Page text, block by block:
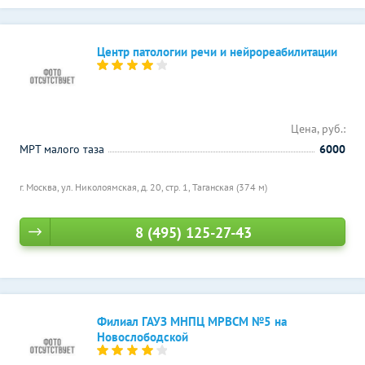
Центр патологии речи и нейрореабилитации
г. Москва, ул. Николоямская, д. 20, стр. 1, Таганская (374 м)
Цена, руб.:
МРТ малого таза
6000
8 (495) 125-27-43
Филиал ГАУЗ МНПЦ МРВСМ №5 на
Новослободской